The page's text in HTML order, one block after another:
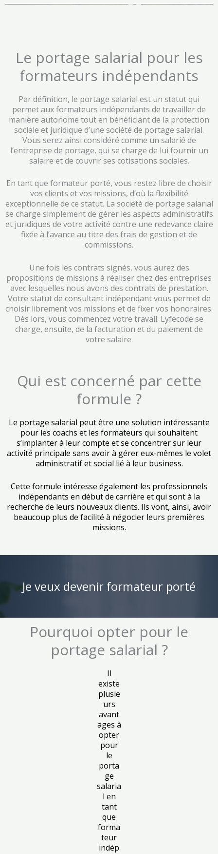
Le portage salarial pour les
formateurs indépendants
Par définition, le portage salarial est un statut qui
permet aux formateurs indépendants de travailler de
manière autonome tout en bénéficiant de la protection
sociale et juridique d’une société de portage salarial.
Vous serez ainsi considéré comme un salarié de
l’entreprise de portage, qui se charge de lui fournir un
salaire et de couvrir ses cotisations sociales.
En tant que formateur porté, vous restez libre de choisir
vos clients et vos missions, d’où la flexibilité
exceptionnelle de ce statut. La société de portage salarial
se charge simplement de gérer les aspects administratifs
et juridiques de votre activité contre une redevance claire
fixée à l’avance au titre des frais de gestion et de
commissions.
Une fois les contrats signés, vous aurez des
propositions de missions à réaliser chez des entreprises
avec lesquelles nous avons des contrats de prestation.
Votre statut de consultant indépendant vous permet de
choisir librement vos missions et de fixer vos honoraires.
Dès lors, vous commencez votre travail. Lyfecode se
charge, ensuite, de la facturation et du paiement de
votre salaire.
Qui est concerné par cette
formule ?
Le portage salarial peut être une solution intéressante
pour les coachs et les formateurs qui souhaitent
s’implanter à leur compte et se concentrer sur leur
activité principale sans avoir à gérer eux-mêmes le volet
administratif et social lié à leur business.
Cette formule intéresse également les professionnels
indépendants en début de carrière et qui sont à la
recherche de leurs nouveaux clients. Ils vont, ainsi, avoir
beaucoup plus de facilité à négocier leurs premières
missions.
Je veux devenir formateur porté
Pourquoi opter pour le
portage salarial ?
Il
existe
plusie
urs
avant
ages à
opter
pour
le
porta
ge
salaria
l en
tant
que
forma
teur
indép